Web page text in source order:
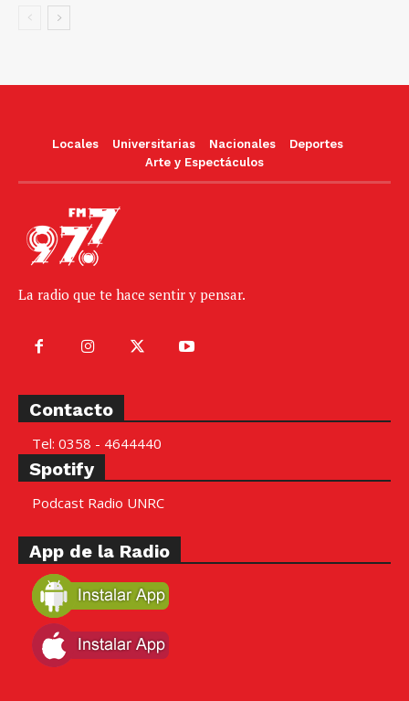
Locales Universitarias Nacionales
Deportes
Arte y Espectáculos
La radio que te hace sentir y pensar.
Contacto
Tel: 0358 - 4644440
Spotify
Podcast Radio UNRC
App de la Radio